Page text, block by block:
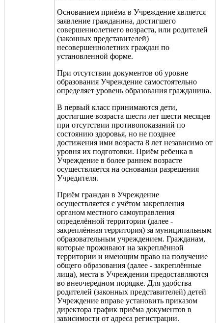
Основанием приёма в Учреждение является
заявление гражданина, достигшего
совершеннолетнего возраста, или родителей
(законных представителей)
несовершеннолетних граждан по
установленной форме.
При отсутствии документов об уровне
образования Учреждение самостоятельно
определяет уровень образования гражданина.
В первый класс принимаются дети,
достигшие возраста шести лет шести месяцев
при отсутствии противопоказаний по
состоянию здоровья, но не позднее
достижения ими возраста 8 лет независимо от
уровня их подготовки. Приём ребенка в
Учреждение в более раннем возрасте
осуществляется на основании разрешения
Учредителя.
Приём граждан в Учреждение
осуществляется с учётом закрепления
органом местного самоуправления
определённой территории (далее -
закреплённая территория) за муниципальным
образовательным учреждением. Гражданам,
которые проживают на закреплённой
территории и имеющим право на получение
общего образования (далее - закреплённые
лица), места в Учреждении предоставляются
во внеочередном порядке. Для удобства
родителей (законных представителей) детей
Учреждение вправе установить приказом
директора график приёма документов в
зависимости от адреса регистрации.